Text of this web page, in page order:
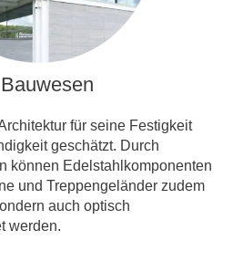
für seine Festigkeit
geschätzt. Durch
können Edelstahlkomponenten
und Treppengeländer zudem
auch optisch
werden.